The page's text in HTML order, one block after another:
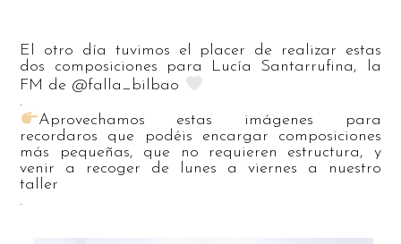
El otro día tuvimos el placer de realizar estas
dos composiciones para Lucía Santarrufina, la
FM de @falla_bilbao
.
Aprovechamos estas imágenes para
recordaros que podéis encargar composiciones
más pequeñas, que no requieren estructura, y
venir a recoger de lunes a viernes a nuestro
taller
.